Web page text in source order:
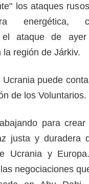
los ataques
energética,
el ataque de
la región de Járkiv.
Ucrania puede
de los Voluntarios.
para
justa y duradera
Ucrania y
negociaciones